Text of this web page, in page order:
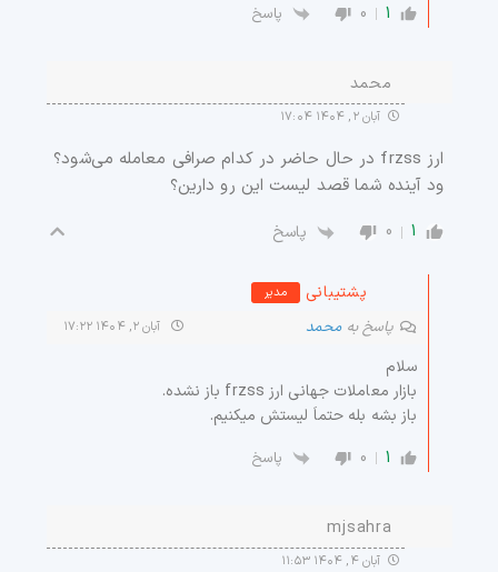
1
0 پاسخ
محمد
آبان ۲, ۱۴۰۴ ۱۷:۰۴
ارز frzss در حال حاضر در کدام صرافی معامله می‌شود؟
ود آینده شما قصد لیست این رو دارین؟
1
0 پاسخ
پشتیبانی مدیر
پاسخ بهمحمد آبان ۲, ۱۴۰۴ ۱۷:۲۲
سلام
بازار معاملات جهانی ارز frzss باز نشده.
باز بشه بله حتماَ لیستش میکنیم.
1
0 پاسخ
mjsahra
آبان ۴, ۱۴۰۴ ۱۱:۵۳